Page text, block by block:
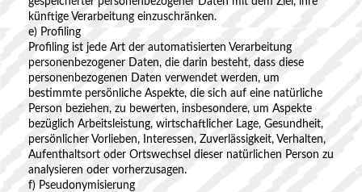
künftige Verarbeitung einzuschränken.
e) Profiling
Profiling ist jede Art der automatisierten Verarbeitung
personenbezogener Daten, die darin besteht, dass diese
personenbezogenen Daten verwendet werden, um
bestimmte persönliche Aspekte, die sich auf eine natürliche
Person beziehen, zu bewerten, insbesondere, um Aspekte
bezüglich Arbeitsleistung, wirtschaftlicher Lage, Gesundheit,
persönlicher Vorlieben, Interessen, Zuverlässigkeit, Verhalten,
Aufenthaltsort oder Ortswechsel dieser natürlichen Person zu
analysieren oder vorherzusagen.
f) Pseudonymisierung